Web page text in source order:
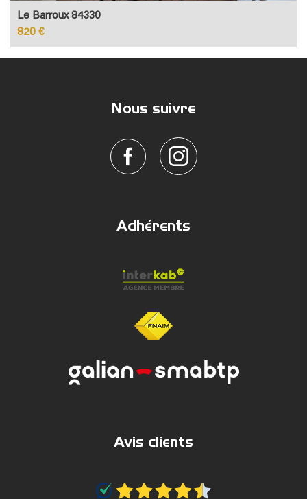
Le Barroux 84330
820 €
Nous suivre
Adhérents
Avis clients